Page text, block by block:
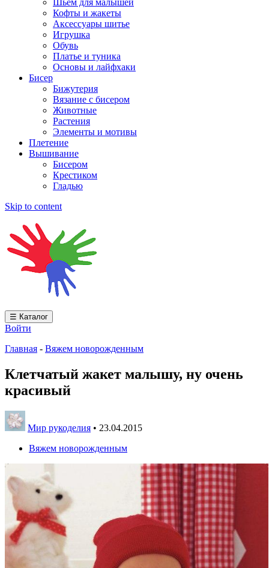
Шьем для малышей
Кофты и жакеты
Аксессуары шитье
Игрушка
Обувь
Платье и туника
Основы и лайфхаки
Бисер
Бижутерия
Вязание с бисером
Животные
Растения
Элементы и мотивы
Плетение
Вышивание
Бисером
Крестиком
Гладью
Skip to content
☰ Каталог
Войти
Главная - Вяжем новорожденным
Клетчатый жакет малышу, ну очень
красивый
Мир рукоделия • 23.04.2015
Вяжем новорожденным